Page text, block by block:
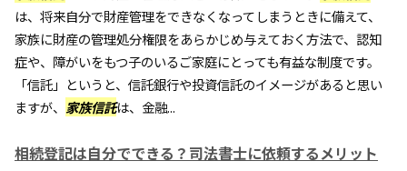
は、将来自分で財産管理をできなくなってしまうときに備えて、
家族に財産の管理処分権限をあらかじめ与えておく方法で、認知
症や、障がいをもつ子のいるご家庭にとっても有益な制度です。
「信託」というと、信託銀行や投資信託のイメージがあると思い
ますが、 家族信託は、金融...
相続登記は自分でできる？司法書士に依頼するメリット